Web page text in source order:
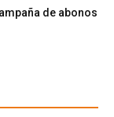
de abonos